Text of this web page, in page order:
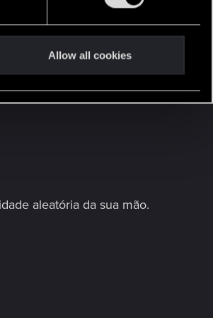
Allow all cookies
aleatória da sua mão.